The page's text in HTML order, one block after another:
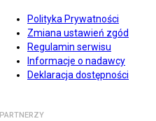
Polityka Prywatności
Zmiana ustawień zgód
Regulamin serwisu
Informacje o nadawcy
Deklaracja dostępności
PARTNERZY